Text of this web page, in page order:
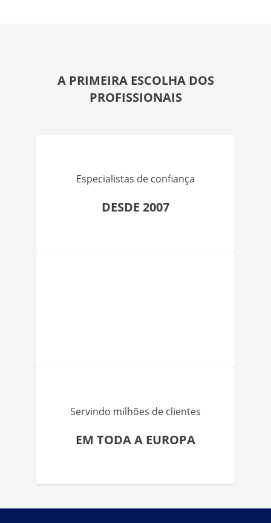
A PRIMEIRA ESCOLHA DOS
PROFISSIONAIS
Especialistas de confiança
DESDE 2007
Servindo milhões de clientes
EM TODA A EUROPA